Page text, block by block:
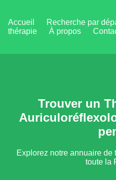
Accueil Recherche par
thérapie
À propos
Trouver un
Explorez notre annuaire
toute la